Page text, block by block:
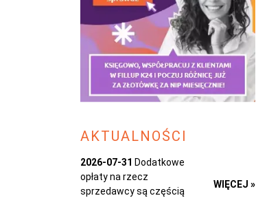
AKTUALNOŚCI
2026-07-31 Dodatkowe
opłaty na rzecz
sprzedawcy są częścią
WIĘCEJ »